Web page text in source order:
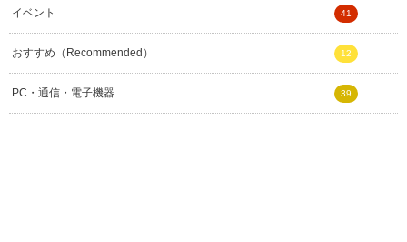
イベント 41
おすすめ（Recommended） 12
PC・通信・電子機器 39